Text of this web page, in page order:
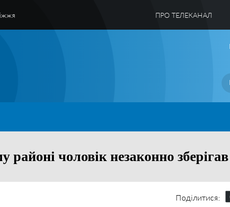
ПРО ТЕЛЕКАНАЛ
районі чоловік незаконно
Поділитися: